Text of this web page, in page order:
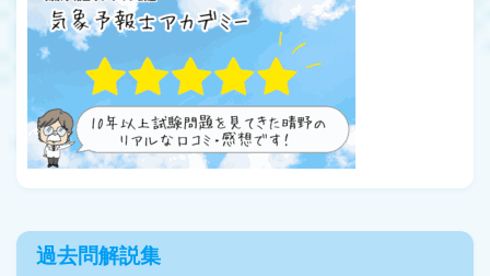
過去問解説集